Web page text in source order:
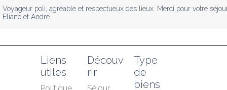
Voyageur poli, agréable et respectueux des lieux. Merci pour votre
Eliane et André
Liens
utiles
Découv
rir
Type
de
biens